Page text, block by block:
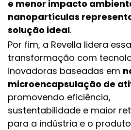
e menor impacto
nanopartículas
solução ideal.
Por fim, a Revella lidera essa
transformação com
inovadoras baseadas em
microencapsulação de
promovendo eficiência,
sustentabilidade e maior
para a indústria e o